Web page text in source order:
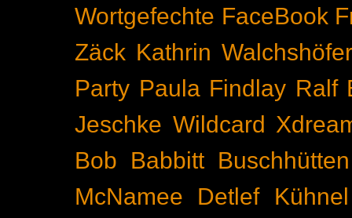
Wortgefechte FaceBook
Zäck Kathrin Walchshöfer
Party Paula Findlay Ralf
Jeschke Wildcard
Bob Babbitt Buschhütten
McNamee
Detlef Kühnel